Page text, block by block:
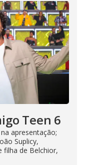
Teen 6
apresentação;
Suplicy,
filha de Belchior,